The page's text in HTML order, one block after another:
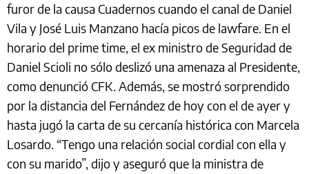
furor de la causa Cuadernos cuando el canal de Daniel
Vila y José Luis Manzano hacía picos de lawfare. En el
horario del prime time, el ex ministro de Seguridad de
Daniel Scioli no sólo deslizó una amenaza al Presidente,
como denunció CFK. Además, se mostró sorprendido
por la distancia del Fernández de hoy con el de ayer y
hasta jugó la carta de su cercanía histórica con Marcela
Losardo. “Tengo una relación social cordial con ella y
con su marido”, dijo y aseguró que la ministra de